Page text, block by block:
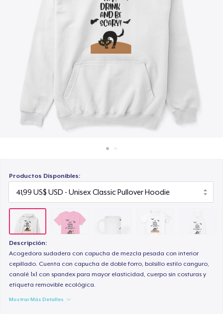
Venda en todas partes
Venda lo que sea
Productos Disponibles:
Descripción:
Acogedora sudadera con capucha de mezcla pesada con interior
cepillado. Cuenta con capucha de doble forro, bolsillo estilo canguro,
canalé 1x1 con spandex para mayor elasticidad, cuerpo sin costuras y
etiqueta removible ecológica.
Mostrar Más Detalles
Women's Classic Tee
Women's Flowy Tank Top
31,99 US$
Women's Racerback Tank
24,99 US$
Classic Long Sleeve Tee
Women's Crop Hoodie
Women's Comfort Tee
Women's Premium V-Neck Tee
29,99 US$
Men's Base Long Sleeve Tee